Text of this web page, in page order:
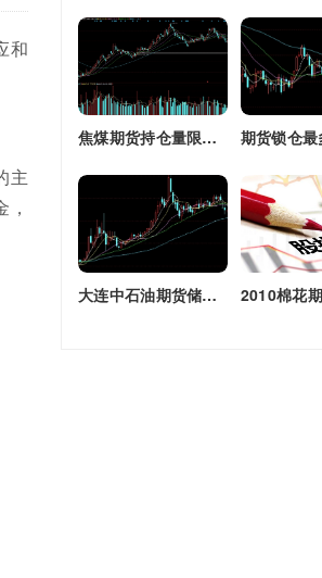
和
主
焦煤期货持仓量限额(焦煤期货持仓量限额是多少)
大连中石油期货储备库(大连原油期货)